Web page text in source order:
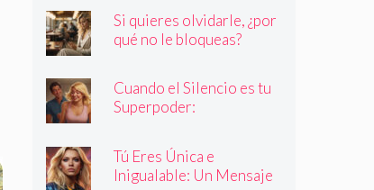
Si quieres olvidarle, ¿por
qué no le bloqueas?
Cuando el Silencio es tu
Superpoder:
de Callar
Tú Eres Única e
Inigualable: Un Mensaje